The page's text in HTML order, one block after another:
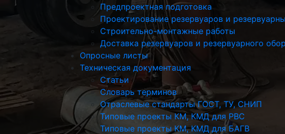
Предпроектная подготовка
Проектирование резервуаров и
Строительно-монтажные работы
Доставка резервуаров и резервуарного
Опросные листы
Техническая документация
Статьи
Словарь терминов
Отраслевые стандарты ГОСТ, ТУ, СНИП
Типовые проекты КМ, КМД для РВС
Типовые проекты КМ, КМД для БАГВ